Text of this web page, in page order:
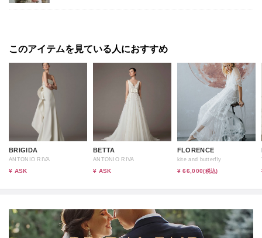
このアイテムを見ている人におすすめ
BRIGIDA
ANTONIO RIVA
¥ ASK
BETTA
ANTONIO RIVA
¥ ASK
FLORENCE
kite and butterfly
¥ 66,000(税込)